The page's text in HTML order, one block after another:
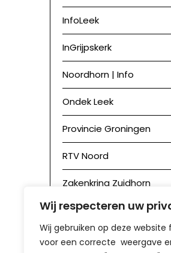
Wij respecteren uw
Wij gebruiken op deze
voor een correcte weergave
InfoLeek
InGrijpskerk
Noordhorn | Info
Ondek Leek
Provincie Groningen
RTV Noord
Zakenkring Zuidhorn
Zuidhorn in Beeld
Achief